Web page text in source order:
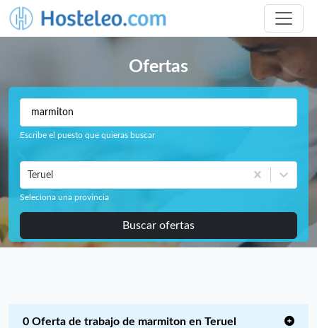
Ofertas
Escribe el puesto que quieras buscar
Teruel
Seleciona una provincia
Buscar ofertas
0 Oferta de trabajo de marmiton en Teruel